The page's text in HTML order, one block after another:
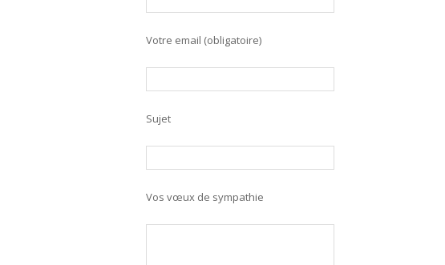
Votre email (obligatoire)
Sujet
Vos vœux de sympathie